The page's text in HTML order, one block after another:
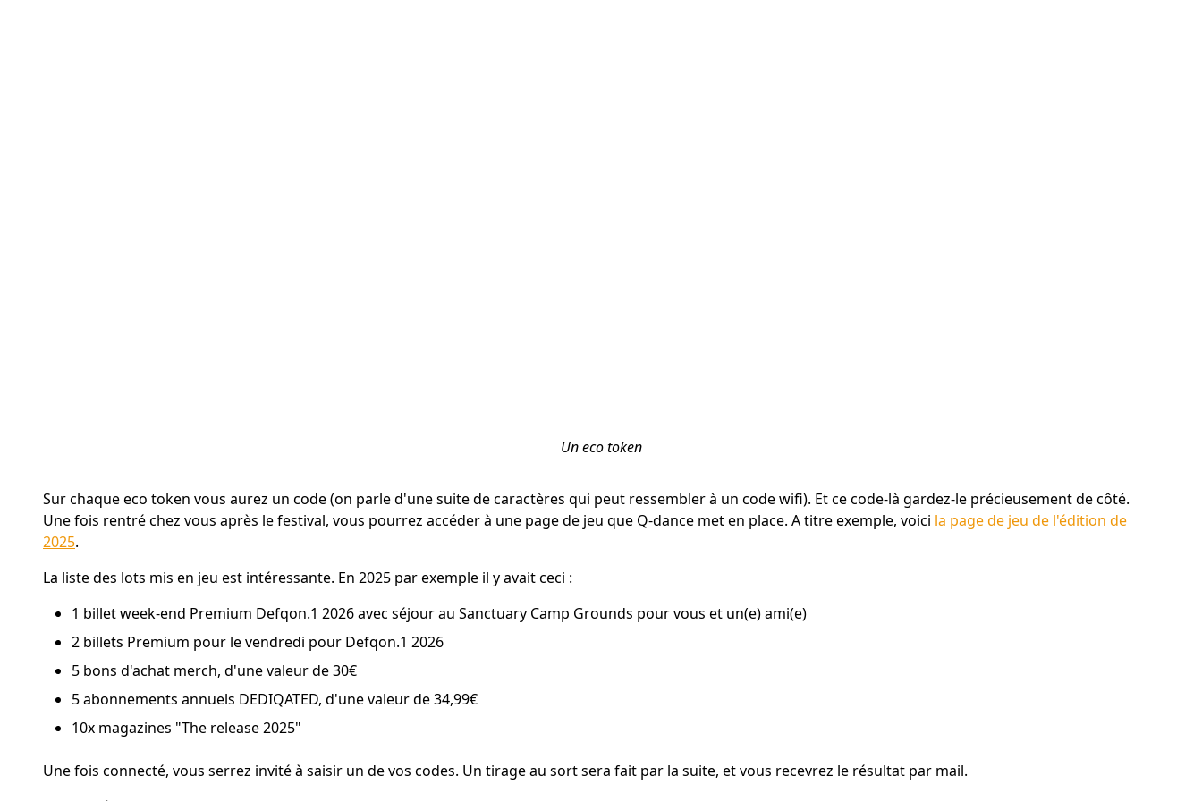
Un eco token
Sur chaque eco token vous aurez un code (on parle d'une suite de caractères qui peut ressembler à un code wifi). Et ce code-là gardez-le précieusement de côté.
Une fois rentré chez vous après le festival, vous pourrez accéder à une page de jeu que Q-dance met en place. A titre exemple, voici la page de jeu de l'édition de
2025.
La liste des lots mis en jeu est intéressante. En 2025 par exemple il y avait ceci :
1 billet week-end Premium Defqon.1 2026 avec séjour au Sanctuary Camp Grounds pour vous et un(e) ami(e)
2 billets Premium pour le vendredi pour Defqon.1 2026
5 bons d'achat merch, d'une valeur de 30€
5 abonnements annuels DEDIQATED, d'une valeur de 34,99€
10x magazines "The release 2025"
Une fois connecté, vous serrez invité à saisir un de vos codes. Un tirage au sort sera fait par la suite, et vous recevrez le résultat par mail.